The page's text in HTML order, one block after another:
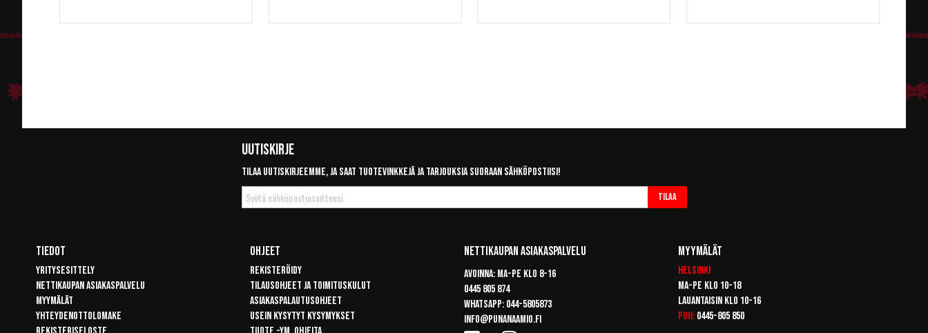
Uutiskirje
Tilaa uutiskirjeemme, ja saat tuotevinkkejä ja tarjouksia suoraan sähköpostiisi!
Tilaa
uutiskirje
Tilaa
Tiedot
Yritysesittely
Nettikaupan asiakaspalvelu
Myymälät
Yhteydenottolomake
Ohjeet
Rekisteröidy
Tilausohjeet ja toimituskulut
Asiakaspalautusohjeet
Usein kysytyt kysymykset
Nettikaupan Asiakaspalvelu
Avoinna: Ma-pe klo 8-16
0445 805 874
Whatsapp: 044-5805873
info@punanaamio.fi
Myymälät
Helsinki
Ma-pe klo 10-18
Lauantaisin klo 10-16
Puh: 0445-805 850